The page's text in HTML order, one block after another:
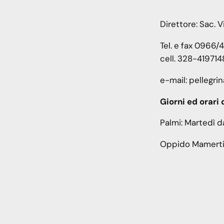
Direttore: Sac.
Tel. e fax 0966/
cell. 328-
e-mail:
Giorni ed orari
Palmi: Martedì
Oppido